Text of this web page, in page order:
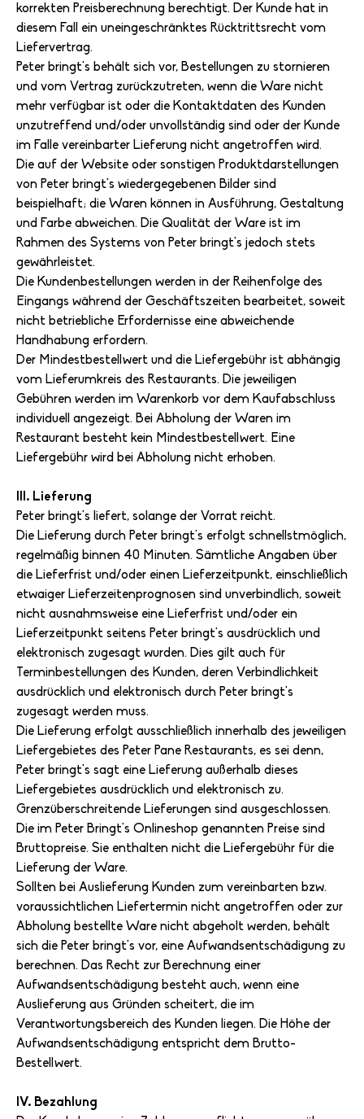
korrekten Preisberechnung berechtigt. Der Kunde hat in
diesem Fall ein uneingeschränktes Rücktrittsrecht vom
Liefervertrag.
Peter bringt's behält sich vor, Bestellungen zu stornieren
und vom Vertrag zurückzutreten, wenn die Ware nicht
mehr verfügbar ist oder die Kontaktdaten des Kunden
unzutreffend und/oder unvollständig sind oder der Kunde
im Falle vereinbarter Lieferung nicht angetroffen wird.
Die auf der Website oder sonstigen Produktdarstellungen
von Peter bringt's wiedergegebenen Bilder sind
beispielhaft; die Waren können in Ausführung, Gestaltung
und Farbe abweichen. Die Qualität der Ware ist im
Rahmen des Systems von Peter bringt's jedoch stets
gewährleistet.
Die Kundenbestellungen werden in der Reihenfolge des
Eingangs während der Geschäftszeiten bearbeitet, soweit
nicht betriebliche Erfordernisse eine abweichende
Handhabung erfordern.
Der Mindestbestellwert und die Liefergebühr ist abhängig
vom Lieferumkreis des Restaurants. Die jeweiligen
Gebühren werden im Warenkorb vor dem Kaufabschluss
individuell angezeigt. Bei Abholung der Waren im
Restaurant besteht kein Mindestbestellwert. Eine
Liefergebühr wird bei Abholung nicht erhoben.
III. Lieferung
Peter bringt's liefert, solange der Vorrat reicht.
Die Lieferung durch Peter bringt's erfolgt schnellstmöglich,
regelmäßig binnen 40 Minuten. Sämtliche Angaben über
die Lieferfrist und/oder einen Lieferzeitpunkt, einschließlich
etwaiger Lieferzeitenprognosen sind unverbindlich, soweit
nicht ausnahmsweise eine Lieferfrist und/oder ein
Lieferzeitpunkt seitens Peter bringt's ausdrücklich und
elektronisch zugesagt wurden. Dies gilt auch für
Terminbestellungen des Kunden, deren Verbindlichkeit
ausdrücklich und elektronisch durch Peter bringt's
zugesagt werden muss.
Die Lieferung erfolgt ausschließlich innerhalb des jeweiligen
Liefergebietes des Peter Pane Restaurants, es sei denn,
Peter bringt's sagt eine Lieferung außerhalb dieses
Liefergebietes ausdrücklich und elektronisch zu.
Grenzüberschreitende Lieferungen sind ausgeschlossen.
Die im Peter Bringt's Onlineshop genannten Preise sind
Bruttopreise. Sie enthalten nicht die Liefergebühr für die
Lieferung der Ware.
Sollten bei Auslieferung Kunden zum vereinbarten bzw.
voraussichtlichen Liefertermin nicht angetroffen oder zur
Abholung bestellte Ware nicht abgeholt werden, behält
sich die Peter bringt's vor, eine Aufwandsentschädigung zu
berechnen. Das Recht zur Berechnung einer
Aufwandsentschädigung besteht auch, wenn eine
Auslieferung aus Gründen scheitert, die im
Verantwortungsbereich des Kunden liegen. Die Höhe der
Aufwandsentschädigung entspricht dem Brutto-
Bestellwert.
IV. Bezahlung